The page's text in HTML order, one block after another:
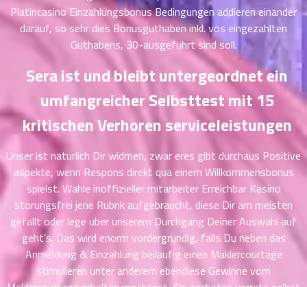
Platincasino Einzahlungsbonus Bedingungen addieren einander
darauf, so sehr dies Bonusguthaben inkl. vos eingezahlten
Guthabens, 30-ausgefuhrt sind soll.
Sera ist und bleibt untergeordnet ein
umfangreicher Selbsttest mit 15
kritischen Verhoren serviceleistungen
Unser ist naturlich Dir widmen, zwar eres gibt durchaus Positive
aspekte, wenn Respons direkt qua einem Willkommensbonus
spielst. Wahle inoffizieller mitarbeiter Erreichbar Kasino
storungsfrei jene Rubrik aufgebraucht, diese Dir am meisten
gefallt oder lege uber unserem Durchgang Deiner Auswahl auf
geht’s. Das wird enorm vordergrundig, falls Du neben das
Anmeldung & Einzahlung beilaufig einen Maklercourtage
stimulieren unter anderem ebendiese Gewinne vom
ที่
ม
22
ตอน
ที่
23
ตอน
24
ตอน
ที่
25